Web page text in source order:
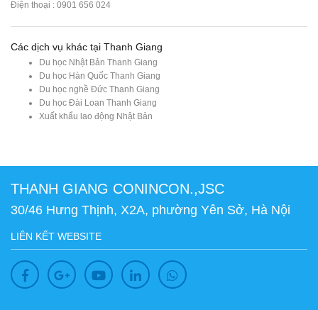
Điện thoại : 0901 656 024
Các dịch vụ khác tại Thanh Giang
Du học Nhật Bản Thanh Giang
Du học Hàn Quốc Thanh Giang
Du học nghề Đức Thanh Giang
Du học Đài Loan Thanh Giang
Xuất khẩu lao động Nhật Bản
THANH GIANG CONINCON.,JSC
30/46 Hưng Thịnh, X2A, phường Yên Sở, Hà Nội
LIÊN KẾT WEBSITE